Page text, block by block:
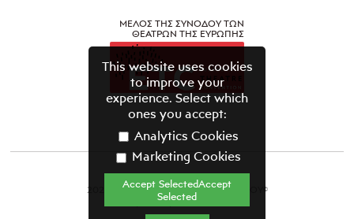
ΜΕΛΟΣ ΤΗΣ ΣΥΝΟΔΟΥ ΤΩΝ
ΘΕΑΤΡΩΝ ΤΗΣ ΕΥΡΩΠΗΣ
2021 ΘΕΑΤΡΙΚΟΣ ΟΡΓΑΝΙΣΜΟΣ ΚΥΠΡΟΥ©
Όροι & Προϋποθέσεις
This website uses cookies
to improve your
experience. Select which
ones you accept:
Analytics Cookies
Marketing Cookies
Accept SelectedAccept
Selected